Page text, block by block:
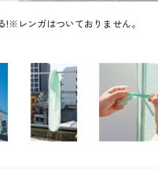
!※レンガはついておりません。